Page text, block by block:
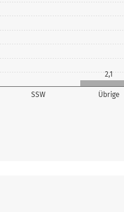
SSW Übrige
2,1